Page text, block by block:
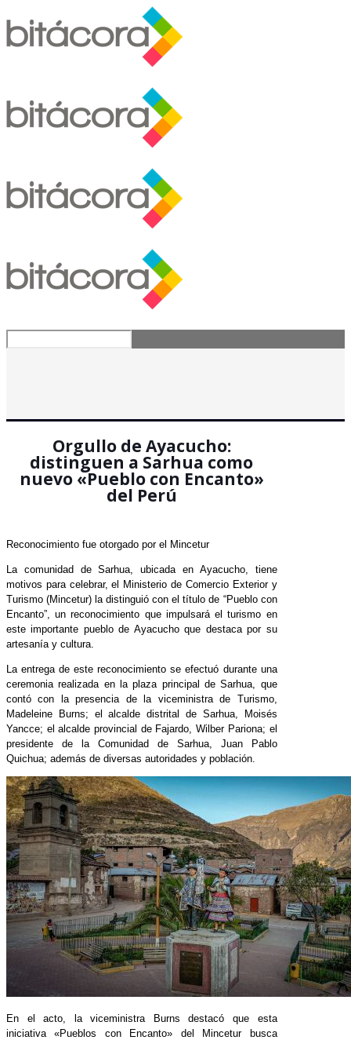
Orgullo de Ayacucho:
distinguen a Sarhua como
nuevo «Pueblo con Encanto»
del Perú
Reconocimiento fue otorgado por el Mincetur
La comunidad de Sarhua, ubicada en Ayacucho, tiene
motivos para celebrar, el Ministerio de Comercio Exterior y
Turismo (Mincetur) la distinguió con el título de “Pueblo con
Encanto”, un reconocimiento que impulsará el turismo en
este importante pueblo de Ayacucho que destaca por su
artesanía y cultura.
La entrega de este reconocimiento se efectuó durante una
ceremonia realizada en la plaza principal de Sarhua, que
contó con la presencia de la viceministra de Turismo,
Madeleine Burns; el alcalde distrital de Sarhua, Moisés
Yancce; el alcalde provincial de Fajardo, Wilber Pariona; el
presidente de la Comunidad de Sarhua, Juan Pablo
Quichua; además de diversas autoridades y población.
En el acto, la viceministra Burns destacó que esta
iniciativa «Pueblos con Encanto» del Mincetur busca